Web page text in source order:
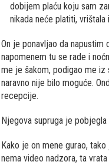
dobijem plaću koju sam
nikada neće platiti, vrištala
On je ponavljao da napustim
napomenem tu se rade i
me je šakom, podigao me iz
naravno nije bilo moguće.
recepcije.
Njegova supruga je
Kako je on mene gurao,
nema video nadzora, ta